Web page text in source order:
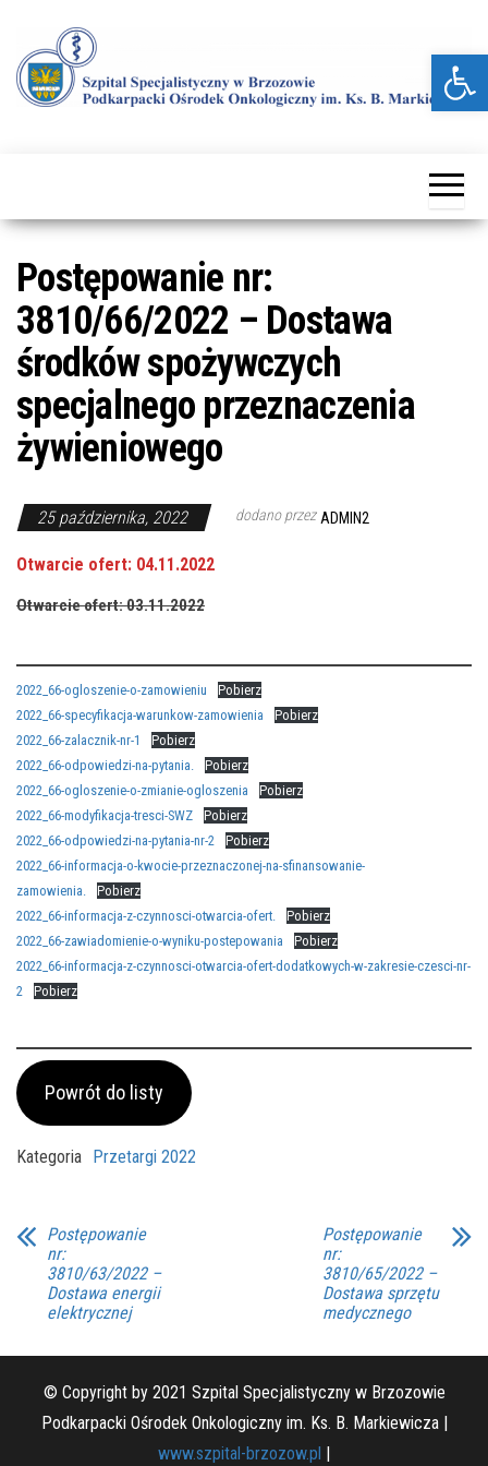
Otwórz pasek narzędzi
treści
Postępowanie nr:
3810/66/2022 – Dostawa
środków spożywczych
specjalnego przeznaczenia
żywieniowego
25 października, 2022 dodano przez ADMIN2
Otwarcie ofert: 04.11.2022
Otwarcie ofert: 03.11.2022
2022_66-ogloszenie-o-zamowieniu
Pobierz
2022_66-specyfikacja-warunkow-zamowienia
Pobierz
2022_66-zalacznik-nr-1
Pobierz
2022_66-odpowiedzi-na-pytania.
Pobierz
2022_66-ogloszenie-o-zmianie-ogloszenia
Pobierz
2022_66-modyfikacja-tresci-SWZ
Pobierz
2022_66-odpowiedzi-na-pytania-nr-2
Pobierz
2022_66-informacja-o-kwocie-przeznaczonej-na-sfinansowanie-
zamowienia.
Pobierz
2022_66-informacja-z-czynnosci-otwarcia-ofert.
Pobierz
2022_66-zawiadomienie-o-wyniku-postepowania
Pobierz
2022_66-informacja-z-czynnosci-otwarcia-ofert-dodatkowych-w-zakresie-czesci-nr-
2
Pobierz
Powrót do listy
Kategoria Przetargi 2022
Postępowanie
nr:
3810/63/2022 –
Dostawa energii
elektrycznej
Postępowanie
nr:
3810/65/2022 –
Dostawa sprzętu
medycznego
© Copyright by 2021 Szpital Specjalistyczny w Brzozowie
Podkarpacki Ośrodek Onkologiczny im. Ks. B. Markiewicza |
www.szpital-brzozow.pl